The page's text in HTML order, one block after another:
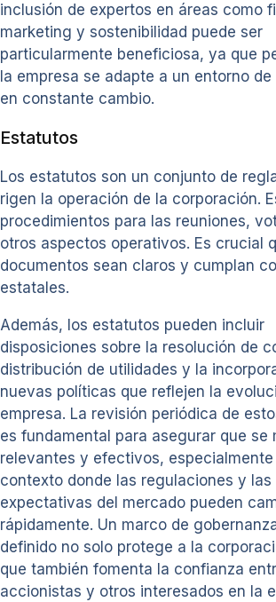
inclusión de expertos en áreas como
marketing y sostenibilidad puede ser
particularmente beneficiosa, ya que
la empresa se adapte a un entorno
en constante cambio.
Estatutos
Los estatutos son un conjunto de
rigen la operación de la corporación.
procedimientos para las reuniones,
otros aspectos operativos. Es crucial
documentos sean claros y cumplan
estatales.
Además, los estatutos pueden incluir
disposiciones sobre la resolución de
distribución de utilidades y la
nuevas políticas que reflejen la
empresa. La revisión periódica de
es fundamental para asegurar que se
relevantes y efectivos, especialmente
contexto donde las regulaciones y las
expectativas del mercado pueden
rápidamente. Un marco de
definido no solo protege a la
que también fomenta la confianza
accionistas y otros interesados en la